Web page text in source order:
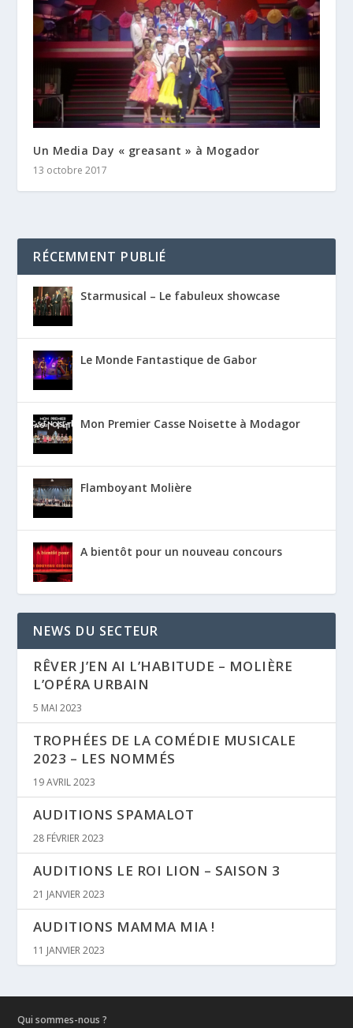
Un Media Day « greasant » à Mogador
13 octobre 2017
RÉCEMMENT PUBLIÉ
Starmusical – Le fabuleux showcase
Le Monde Fantastique de Gabor
Mon Premier Casse Noisette à Modagor
Flamboyant Molière
A bientôt pour un nouveau concours
NEWS DU SECTEUR
RÊVER J’EN AI L’HABITUDE – MOLIÈRE
L’OPÉRA URBAIN
5 MAI 2023
TROPHÉES DE LA COMÉDIE MUSICALE
2023 – LES NOMMÉS
19 AVRIL 2023
AUDITIONS SPAMALOT
28 FÉVRIER 2023
AUDITIONS LE ROI LION – SAISON 3
21 JANVIER 2023
AUDITIONS MAMMA MIA !
11 JANVIER 2023
Qui sommes-nous ?